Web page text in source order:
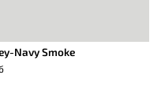
Navy Smoke